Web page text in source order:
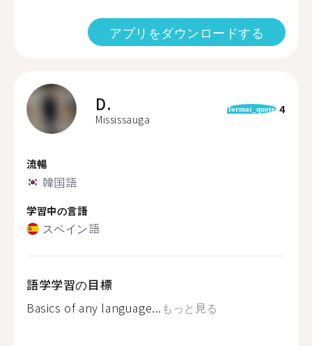
アプリをダウンロードする
D.
Mississauga
format_quote 4
流暢
韓国語
学習中の言語
スペイン語
語学学習の目標
Basics of any language... もっと見る